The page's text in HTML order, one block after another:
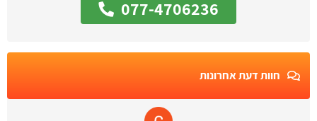
077-4706236
חוות דעת אחרונות